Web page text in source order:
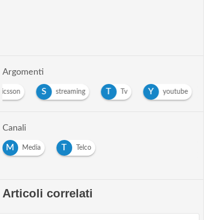
Argomenti
S streaming T Tv Y youtube
Canali
M Media T Telco
Articoli correlati